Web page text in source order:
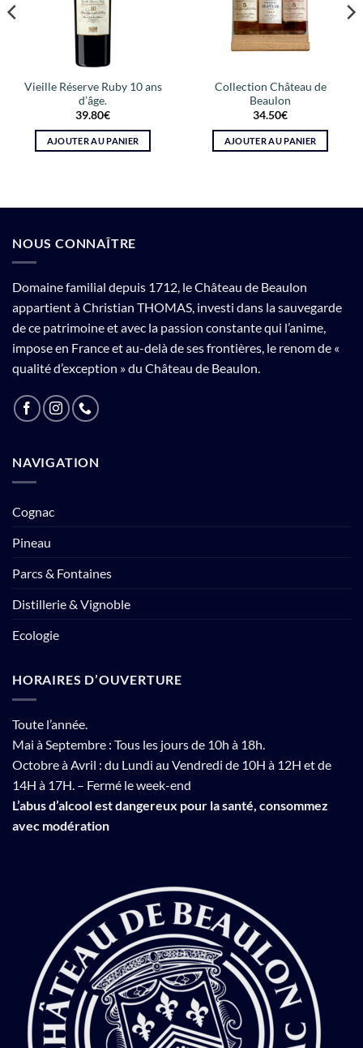
Vieille Réserve Ruby 10 ans
d’âge.
39.80€
AJOUTER AU PANIER
Collection Château de
Beaulon
34.50€
AJOUTER AU PANIER
NOUS CONNAÎTRE
Domaine familial depuis 1712, le Château de Beaulon
appartient à Christian THOMAS, investi dans la sauvegarde
de ce patrimoine et avec la passion constante qui l’anime,
impose en France et au-delà de ses frontières, le renom de «
qualité d’exception » du Château de Beaulon.
NAVIGATION
Cognac
Pineau
Parcs & Fontaines
Distillerie & Vignoble
Ecologie
HORAIRES D’OUVERTURE
Toute l’année.
Mai à Septembre : Tous les jours de 10h à 18h.
Octobre à Avril : du Lundi au Vendredi de 10H à 12H et de
14H à 17H. – Fermé le week-end
L’abus d’alcool est dangereux pour la santé, consommez
avec modération